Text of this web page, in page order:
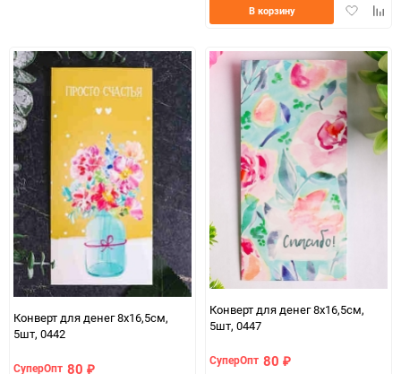
Добавить
В корзину
Конверт для денег 8х16,5см,
5шт, 0442
СуперОпт 80 ₽
Конверт для денег 8х16,5см,
5шт, 0447
СуперОпт 80 ₽